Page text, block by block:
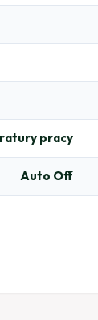
pracy
Auto Off